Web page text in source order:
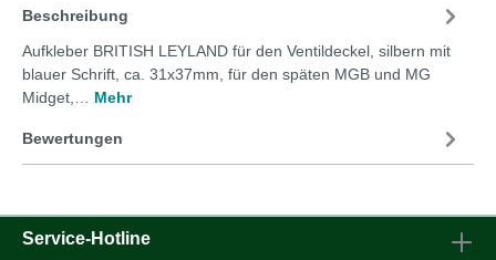
Beschreibung
Aufkleber BRITISH LEYLAND für den Ventildeckel, silbern mit
blauer Schrift, ca. 31x37mm, für den späten MGB und MG
Midget,… Mehr
Bewertungen
Service-Hotline